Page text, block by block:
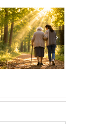
Imádság éve 2026 –
El nem hagylak
téged